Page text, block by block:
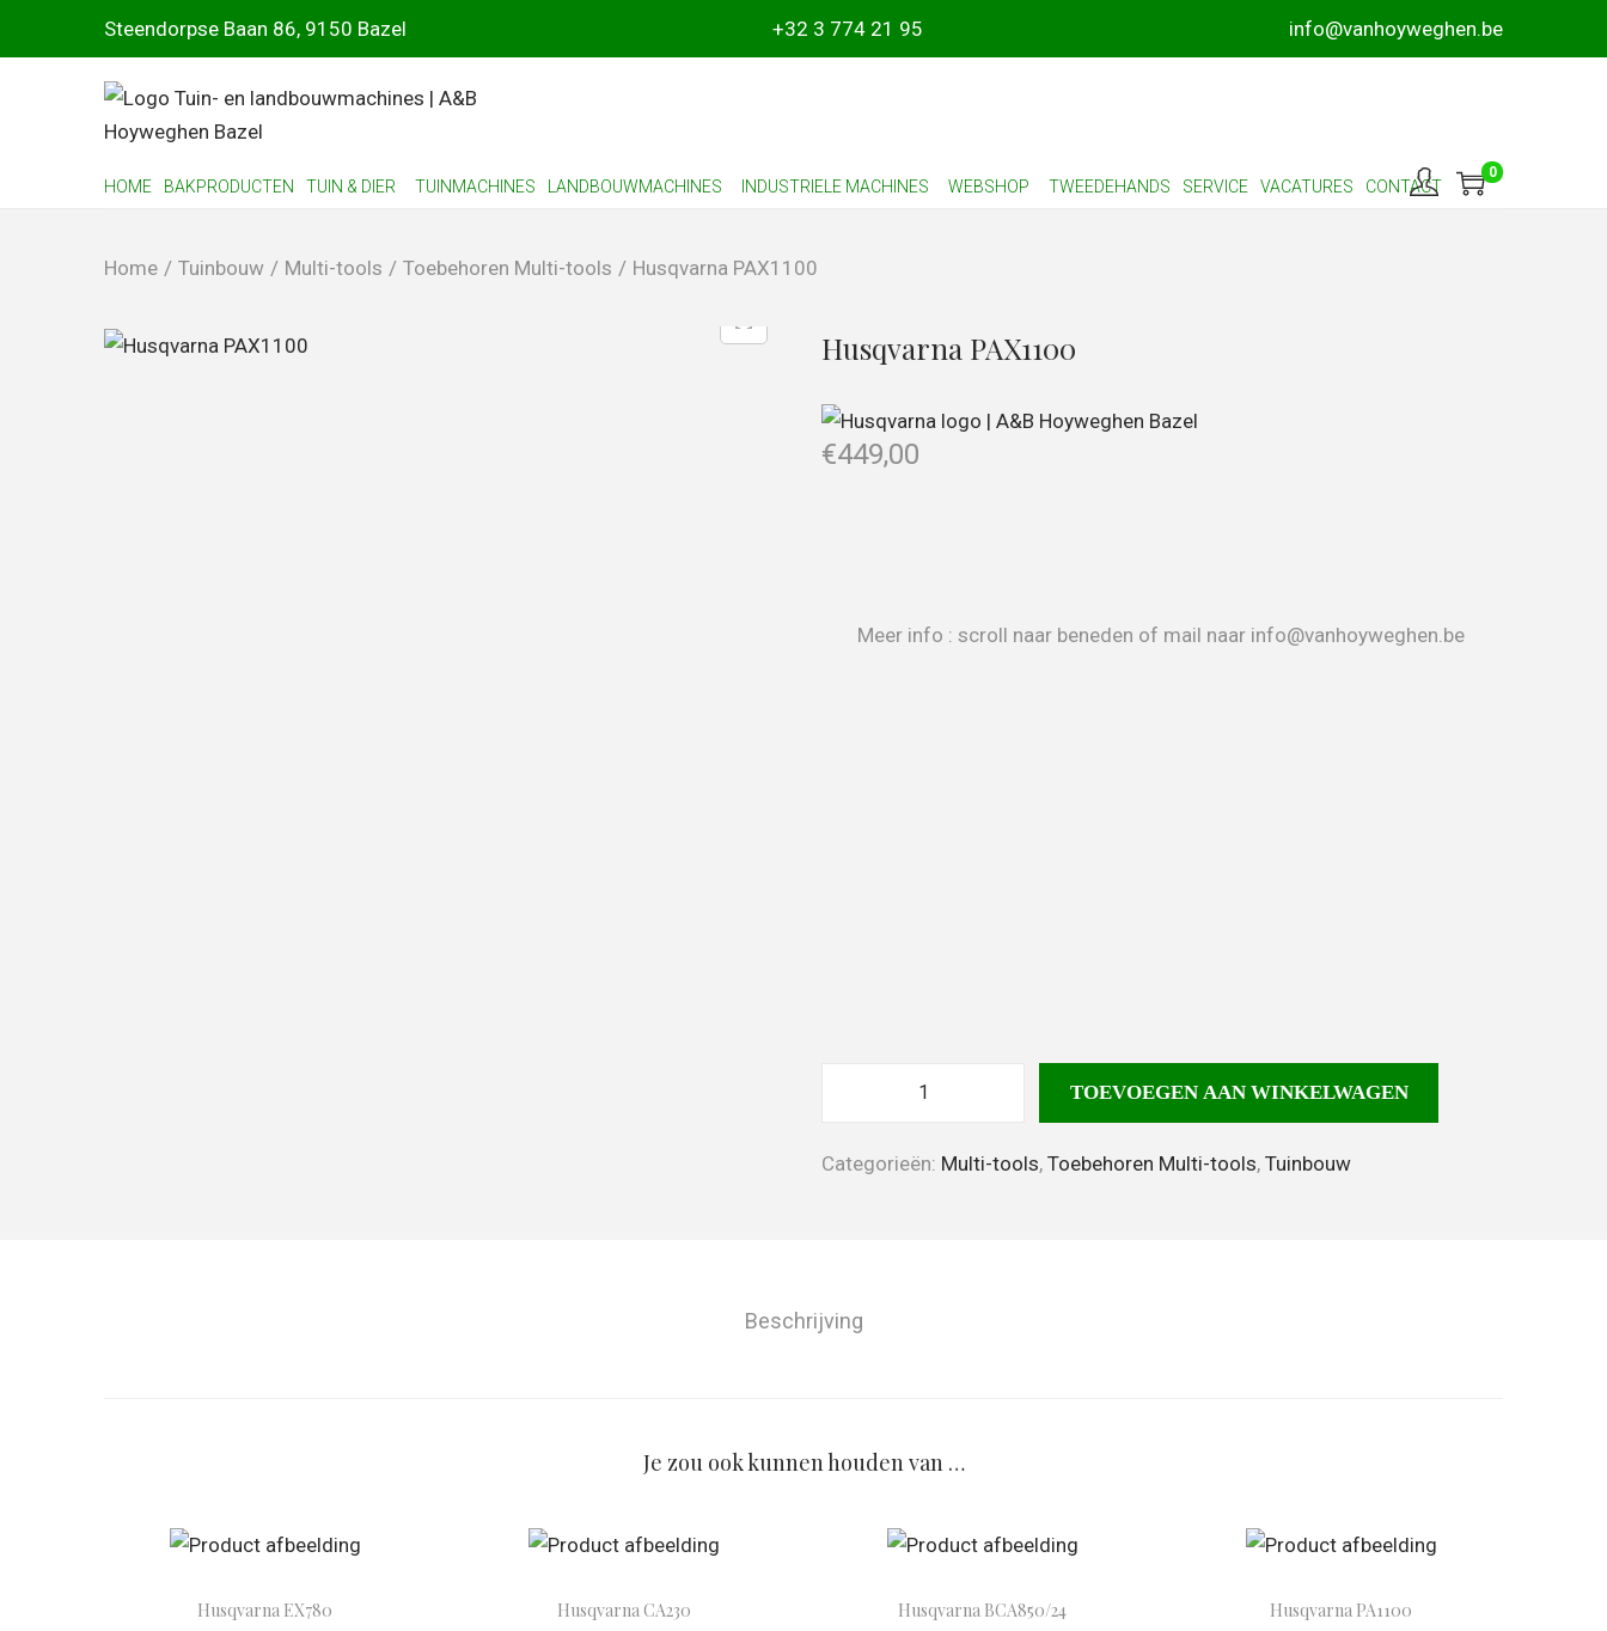
Steendorpse Baan 86, 9150 Bazel +32 3 774 21 95 info@vanhoyweghen.be
HOME BAKPRODUCTEN TUIN & DIER TUINMACHINES LANDBOUWMACHINES INDUSTRIELE MACHINES WEBSHOP TWEEDEHANDS SERVICE VACATURES CONTACT
0
Home / Tuinbouw / Multi-tools / Toebehoren Multi-tools / Husqvarna PAX1100
Husqvarna PAX1100
€449,00
Meer info : scroll naar beneden of mail naar info@vanhoyweghen.be
TOEVOEGEN AAN WINKELWAGEN
Categorieën: Multi-tools, Toebehoren Multi-tools, Tuinbouw
Beschrijving
Je zou ook kunnen houden van …
Husqvarna EX780 Husqvarna CA230 Husqvarna BCA850/24 Husqvarna PA1100